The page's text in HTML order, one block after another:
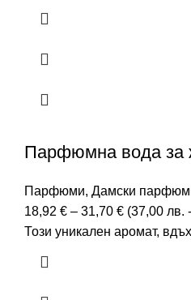
Парфюмна вода за
Парфюми, Дамски
18,92 € – 31,70 € (37,00 лв. -
Този уникален аромат,